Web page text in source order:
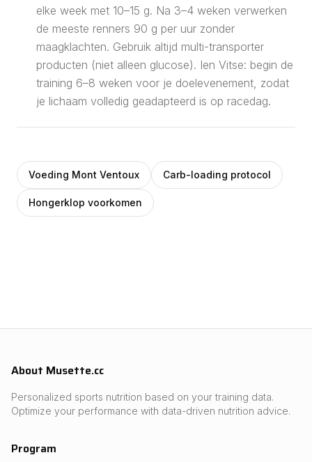
elke week met 10–15 g. Na 3–4 weken verwerken
de meeste renners 90 g per uur zonder
maagklachten. Gebruik altijd multi-transporter
producten (niet alleen glucose). Ien Vitse: begin de
training 6–8 weken voor je doelevenement, zodat
je lichaam volledig geadapteerd is op racedag.
Voeding Mont Ventoux Carb-loading protocol
Hongerklop voorkomen
About Musette.cc
Personalized sports nutrition based on your training data.
Optimize your performance with data-driven nutrition advice.
Program